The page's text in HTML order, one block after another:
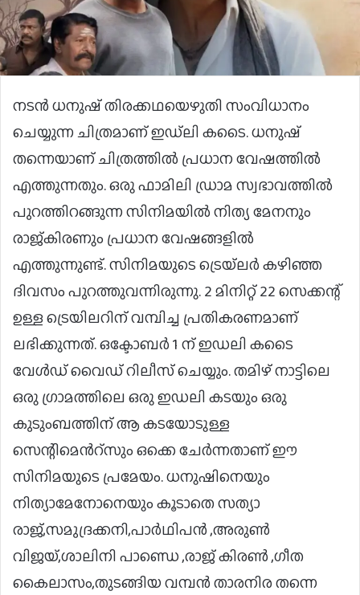
നടൻ ധനുഷ് തിരക്കഥയെഴുതി സംവിധാനം
ചെയ്യുന്ന ചിത്രമാണ് ഇഡ്‌ലി കടൈ. ധനുഷ്
തന്നെയാണ് ചിത്രത്തിൽ പ്രധാന വേഷത്തിൽ
എത്തുന്നതും. ഒരു ഫാമിലി ഡ്രാമ സ്വഭാവത്തിൽ
പുറത്തിറങ്ങുന്ന സിനിമയിൽ നിത്യ മേനനും
രാജ്‌കിരണും പ്രധാന വേഷങ്ങളിൽ
എത്തുന്നുണ്ട്. സിനിമയുടെ ട്രെയ്‌ലർ കഴിഞ്ഞ
ദിവസം പുറത്തുവന്നിരുന്നു. 2 മിനിറ്റ് 22 സെക്കന്റ്
ഉള്ള ട്രെയിലറിന് വമ്പിച്ച പ്രതികരണമാണ്
ലഭിക്കുന്നത്. ഒക്ടോബർ 1 ന് ഇഡലി കടൈ
വേൾഡ് വൈഡ് റിലീസ് ചെയ്യും. തമിഴ് നാട്ടിലെ
ഒരു ഗ്രാമത്തിലെ ഒരു ഇഡലി കടയും ഒരു
കുടുംബത്തിന് ആ കടയോടുള്ള
സെന്റിമെൻറ്സും ഒക്കെ ചേർന്നതാണ് ഈ
സിനിമയുടെ പ്രമേയം. ധനുഷിനെയും
നിത്യാമേനോനെയും കൂടാതെ സത്യാ
രാജ്,സമുദ്രക്കനി,പാർഥിപൻ ,അരുൺ
വിജയ്,ശാലിനി പാണ്ഡെ ,രാജ് കിരൺ ,ഗീത
കൈലാസം,തുടങ്ങിയ വമ്പൻ താരനിര തന്നെ